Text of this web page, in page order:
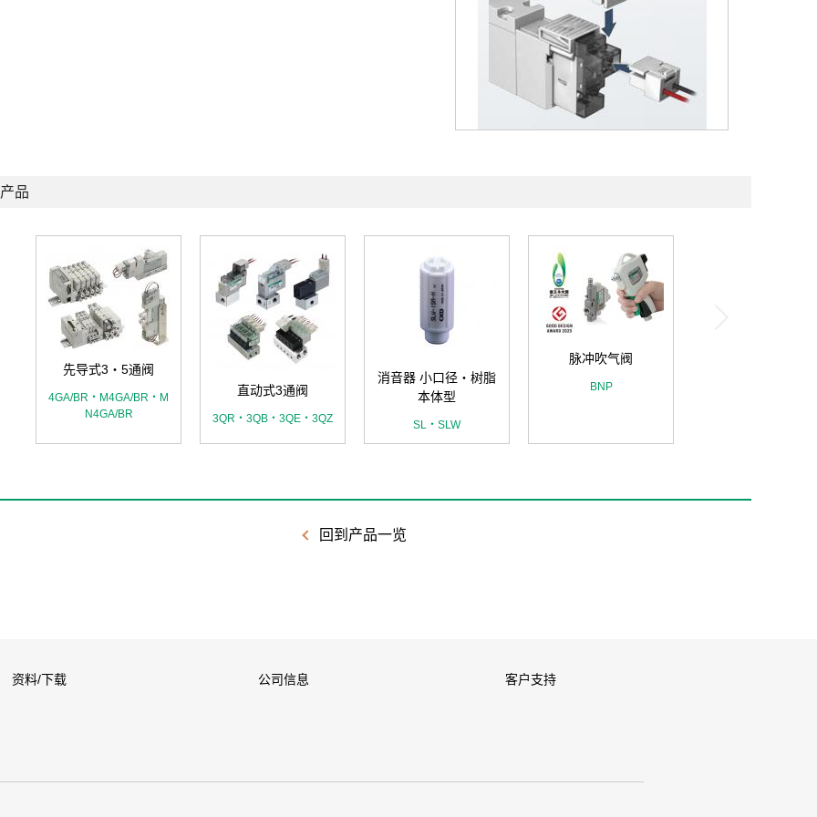
品
先导式3・5通阀
4GA/BR・M4GA/BR・M
N4GA/BR
直动式3通阀
3QR・3QB・3QE・3QZ
消音器 小口径・树脂
本体型
SL・SLW
脉冲吹气阀
BNP
回到产品一览
资料/下载 公司信息 客户支持